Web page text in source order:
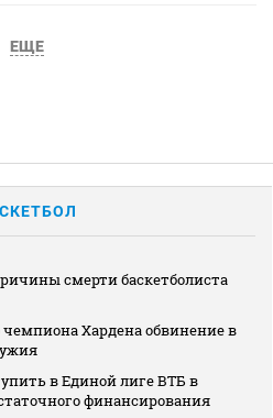
ЕЩЕ
смерти баскетболиста
Хардена обвинение в
в Единой лиге ВТБ в
финансирования